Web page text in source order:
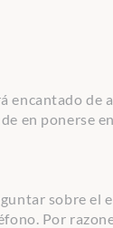
encantado de
en ponerse
sobre el
Por